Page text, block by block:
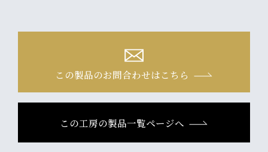
この製品のお問合わせはこちら
この工房の製品一覧ページへ